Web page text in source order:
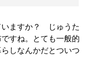
いますか？ じゅうた
すね。とても一般的
しなんかだとついつ